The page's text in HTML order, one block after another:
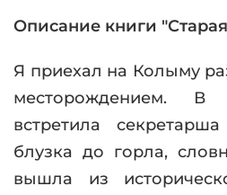
Описание книги
Я приехал на Колыму
месторождением.
встретила
блузка до горла,
вышла из